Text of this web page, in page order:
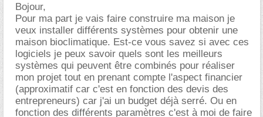
Bojour,
Pour ma part je vais faire construire ma maison je
veux installer différents systèmes pour obtenir une
maison bioclimatique. Est-ce vous savez si avec ces
logiciels je peux savoir quels sont les meilleurs
systèmes qui peuvent être combinés pour réaliser
mon projet tout en prenant compte l'aspect financier
(approximatif car c'est en fonction des devis des
entrepreneurs) car j'ai un budget déjà serré. Ou en
fonction des différents paramètres c'est à moi de faire